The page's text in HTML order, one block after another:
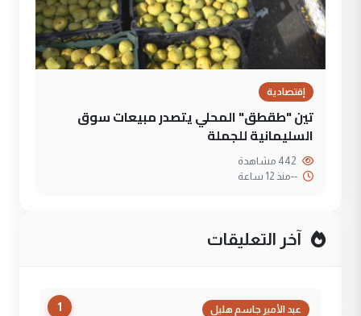
إقتصادية
تين "طقطق" المحلي يتصدر مبيعات سوق
السليمانية للجملة
--منذ 12 ساعة
آخر التعليقات
1 عبد الأمير جاسم هليل